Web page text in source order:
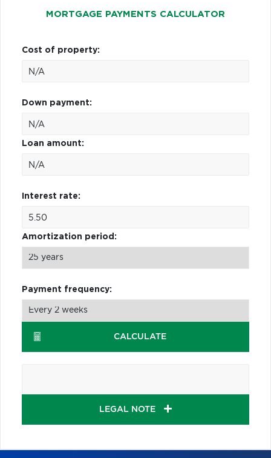
MORTGAGE PAYMENTS CALCULATOR
Cost of property:
Down payment:
Loan amount:
Interest rate:
Amortization period:
Payment frequency:
CALCULATE
LEGAL NOTE